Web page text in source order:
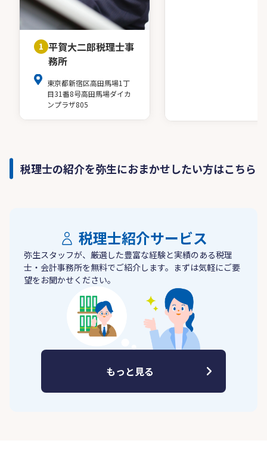
1 平賀大二郎税理士事
務所
東京都新宿区高田馬場1丁
目31番8号高田馬場ダイカ
ンプラザ805
税理士の紹介を弥生におまかせしたい方はこちら
税理士紹介サービス
弥生スタッフが、厳選した豊富な経験と実績のある税理
士・会計事務所を無料でご紹介します。まずは気軽にご要
望をお聞かせください。
もっと見る